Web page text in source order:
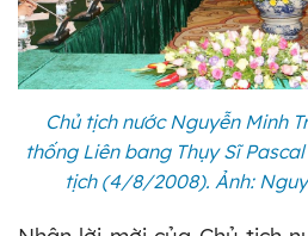
Chủ tịch nước Nguyễn Minh
thống Liên bang Thụy Sĩ
tịch (4/8/2008). Ảnh: